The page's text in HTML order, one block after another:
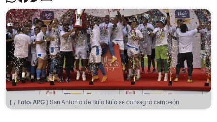
[ / Foto: APG ] San Antonio de Bulo Bulo se consagró campeón